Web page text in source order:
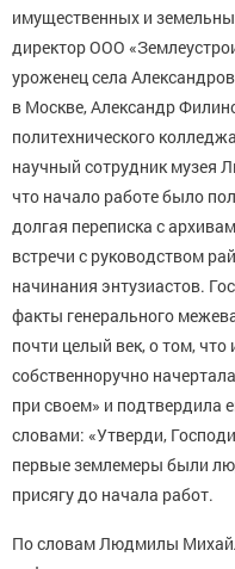
имущественных и
директор ООО
уроженец села
в Москве, Александр
политехнического
научный сотрудник музея
что начало работе было
долгая переписка с
встречи с руководством
начинания энтузиастов.
факты генерального
почти целый век, о том,
собственноручно
при своем» и
словами: «Утверди,
первые землемеры были
присягу до начала работ.
По словам Людмилы